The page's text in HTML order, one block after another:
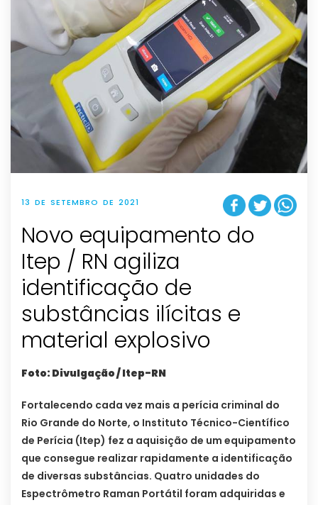
13 DE SETEMBRO DE 2021
Novo equipamento do
Itep / RN agiliza
identificação de
substâncias ilícitas e
material explosivo
Foto: Divulgação / Itep-RN
Fortalecendo cada vez mais a perícia criminal do
Rio Grande do Norte, o Instituto Técnico-Científico
de Perícia (Itep) fez a aquisição de um equipamento
que consegue realizar rapidamente a identificação
de diversas substâncias. Quatro unidades do
Espectrômetro Raman Portátil foram adquiridas e